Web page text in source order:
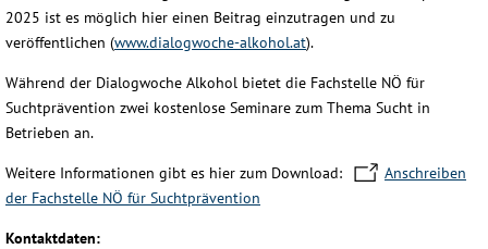
2025 ist es möglich hier einen Beitrag einzutragen und zu
veröffentlichen (www.dialogwoche-alkohol.at).
Während der Dialogwoche Alkohol bietet die Fachstelle NÖ für
Suchtprävention zwei kostenlose Seminare zum Thema Sucht in
Betrieben an.
Weitere Informationen gibt es hier zum Download:
Anschreiben
der Fachstelle NÖ für Suchtprävention
Kontaktdaten: